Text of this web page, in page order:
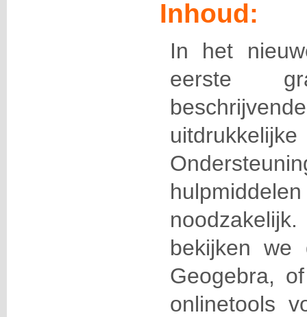
Inhoud:
In het
eerste
bekijken
Geogebra,
onlinetools